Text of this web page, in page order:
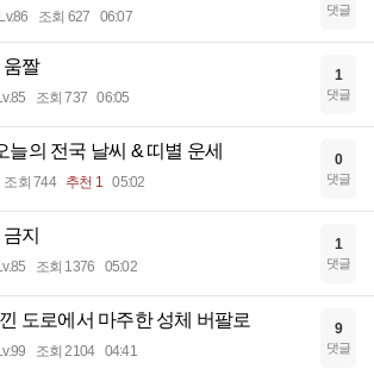
Lv.86 조회 627 06:07 댓글
움짤
조회 737 06:05
1
댓글
늘의 전국 날씨 & 띠별 운세
조회 744 추천 1 05:02
0
댓글
지
조회 1376 05:02
1
댓글
도로에서 마주한 성체 버팔로
조회 2104 04:41
9
댓글